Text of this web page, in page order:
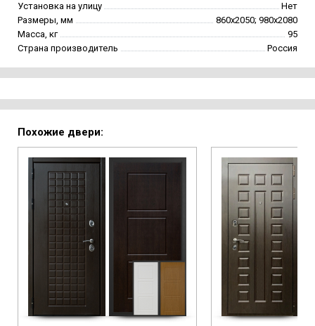
Установка на улицу
Нет
Размеры, мм
860х2050; 980х2080
Масса, кг
95
Страна производитель
Россия
Похожие двери: